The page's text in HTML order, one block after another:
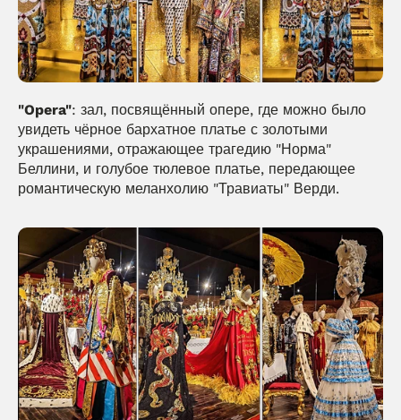
"Opera": зал, посвящённый опере, где можно было
увидеть чёрное бархатное платье с золотыми
украшениями, отражающее трагедию "Норма"
Беллини, и голубое тюлевое платье, передающее
романтическую меланхолию "Травиаты" Верди.